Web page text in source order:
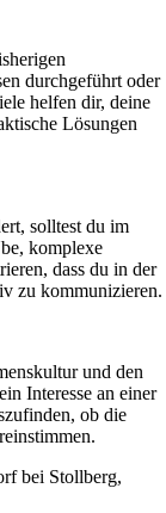
durchgeführt oder
helfen dir, deine
Lösungen
solltest du im
komplexe
dass du in der
zu kommunizieren.
und den
Interesse an einer
ob die
bei Stollberg,